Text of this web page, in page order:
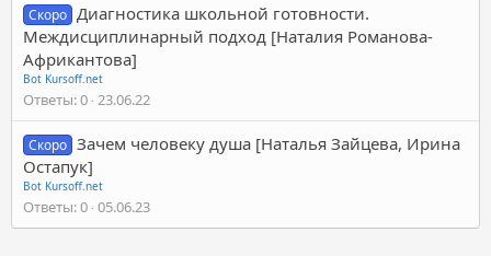
Скоро Диагностика школьной готовности.
Междисциплинарный подход [Наталия Романова-
Африкантова]
Bot Kursoff.net
Ответы 0 23.06.22
Скоро Зачем человеку душа [Наталья Зайцева, Ирина
Остапук]
Bot Kursoff.net
Ответы 0 05.06.23